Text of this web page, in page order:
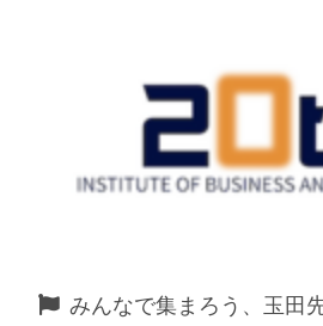
みんなで集まろう、玉田